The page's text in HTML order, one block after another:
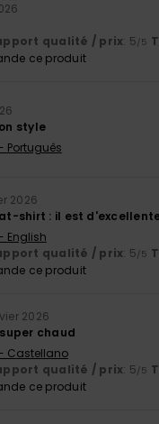
qualité / prix: 5/5
ce produit
style
Português
2026
shirt : il est
English
qualité / prix: 5/5
ce produit
2026
chaud
Castellano
qualité / prix: 5/5
ce produit